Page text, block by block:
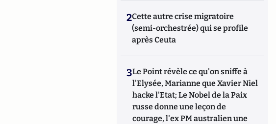
2Cette autre crise migratoire
(semi-orchestrée) qui se profile
après Ceuta
3Le Point révèle ce qu'on sniffe à
l'Elysée, Marianne que Xavier Niel
hacke l'Etat; Le Nobel de la Paix
russe donne une leçon de
courage, l'ex PM australien une